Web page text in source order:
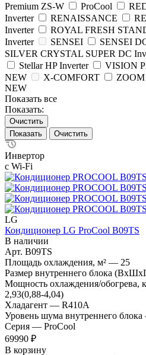
Premium ZS-W
ProCool
Inverter
RENAISSANCE
Inverter
ROYAL FRESH
Inverter
SENSEI SENSEI
SILVER CRYSTAL SUPER DC
Stellar HP Inverter
VISION
NEW
X-COMFORT ZOOM
NEW
Показать все
Показать:
Очистить
Очистить
Инвертор
с Wi-Fi
LG
Кондиционер LG ProCool B09TS
В наличии
Арт. B09TS
Площадь охлаждения, м² — 25
Размер внутреннего блока
Мощность охлаждения/обогрева,
2,93(0,88-4,04)
Хладагент — R410A
Уровень шума внутреннего блока
Серия — ProCool
69990 ₽
В корзину